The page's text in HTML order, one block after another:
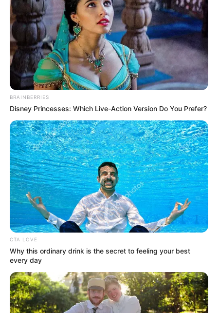
BRAINBERRIES
Disney Princesses: Which Live-Action Version Do You Prefer?
CTA LOVE
Why this ordinary drink is the secret to feeling your best
every day